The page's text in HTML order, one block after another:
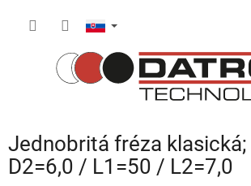
Jednobritá fréza klasická;
D2=6,0 / L1=50 / L2=7,0